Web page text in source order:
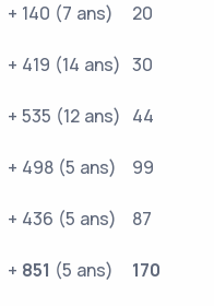
+ 140 (7 ans) 20
+ 419 (14 ans) 30
+ 535 (12 ans) 44
+ 498 (5 ans) 99
+ 436 (5 ans) 87
+ 851 (5 ans) 170